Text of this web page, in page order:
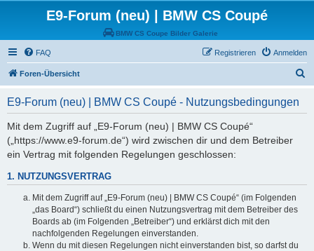
E9-Forum (neu) | BMW CS Coupé
BMW CS Coupe Bilder Galerie
FAQ Anmelden
Registrieren
Foren-Übersicht
E9-Forum (neu) | BMW CS Coupé - Nutzungsbedingungen
Mit dem Zugriff auf „E9-Forum (neu) | BMW CS Coupé“
(„https://www.e9-forum.de“) wird zwischen dir und dem Betreiber
ein Vertrag mit folgenden Regelungen geschlossen:
1. NUTZUNGSVERTRAG
Mit dem Zugriff auf „E9-Forum (neu) | BMW CS Coupé“ (im Folgenden
„das Board“) schließt du einen Nutzungsvertrag mit dem Betreiber des
Boards ab (im Folgenden „Betreiber“) und erklärst dich mit den
nachfolgenden Regelungen einverstanden.
Wenn du mit diesen Regelungen nicht einverstanden bist, so darfst du